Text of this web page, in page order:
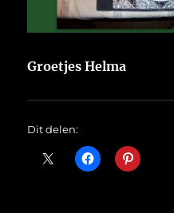
Groetjes Helma
Dit delen: